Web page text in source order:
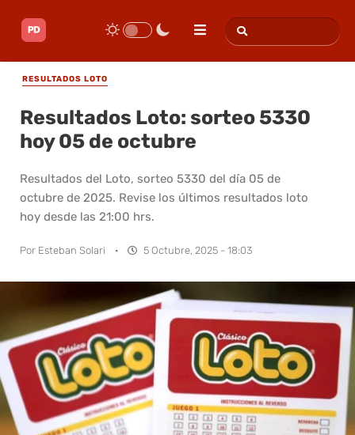
RESULTADOS LOTO
Resultados Loto: sorteo 5330
hoy 05 de octubre
Resultados del Loto, sorteo 5330 del día 05 de
octubre de 2025. Revise los últimos resultados loto
hoy desde las 21:00 hrs.
Por Esteban Solari · 5 Octubre, 2025 - 18:03